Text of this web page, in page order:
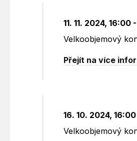
11. 11. 2024, 16:00
Velkoobjemový
Přejít na více
16. 10. 2024,
Velkoobjemový